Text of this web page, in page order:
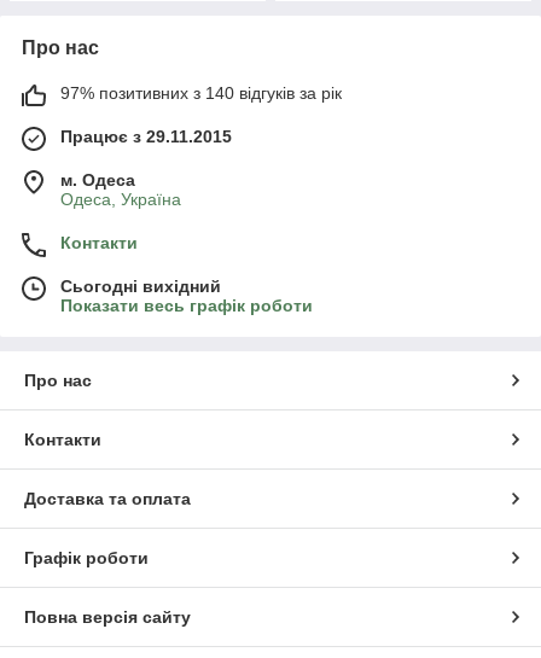
Про нас
97% позитивних з 140 відгуків за рік
Працює з 29.11.2015
м. Одеса
Одеса, Україна
Контакти
Сьогодні вихідний
Показати весь графік роботи
Про нас
Контакти
Доставка та оплата
Графік роботи
Повна версія сайту